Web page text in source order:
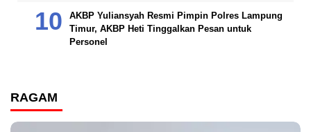
AKBP Yuliansyah Resmi Pimpin Polres Lampung
Timur, AKBP Heti Tinggalkan Pesan untuk
Personel
RAGAM